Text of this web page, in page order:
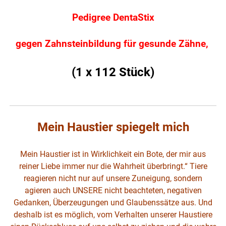
Pedigree DentaStix
gegen Zahnsteinbildung für gesunde Zähne,
(1 x 112 Stück)
Mein Haustier spiegelt mich
Mein Haustier ist in Wirklichkeit ein Bote, der mir aus
reiner Liebe immer nur die Wahrheit überbringt.“ Tiere
reagieren nicht nur auf unsere Zuneigung, sondern
agieren auch UNSERE nicht beachteten, negativen
Gedanken, Überzeugungen und Glaubenssätze aus. Und
deshalb ist es möglich, vom Verhalten unserer Haustiere